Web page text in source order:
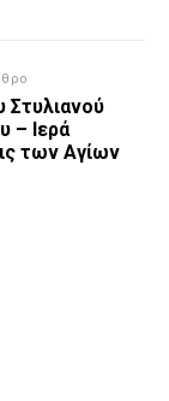
Στυλιανού
– Iερά
των Αγίων